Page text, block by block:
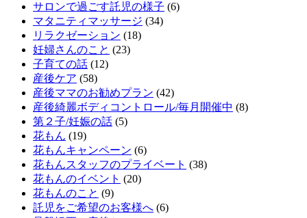
サロンで過ごす託児の様子 (6)
マタニティマッサージ (34)
リラクゼーション (18)
妊婦さんのこと (23)
子育ての話 (12)
産後ケア (58)
産後ママのお勧めプラン (42)
産後綺麗ボディコントロール/毎月開催中 (8)
第２子/妊娠の話 (5)
花もん (19)
花もんキャンペーン (6)
花もんスタッフのプライベート (38)
花もんのイベント (20)
花もんのこと (9)
託児をご希望のお客様へ (6)